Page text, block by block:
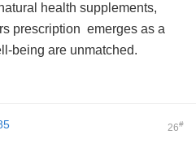
health supplements,
prescription emerges as a
being are unmatched.
26#